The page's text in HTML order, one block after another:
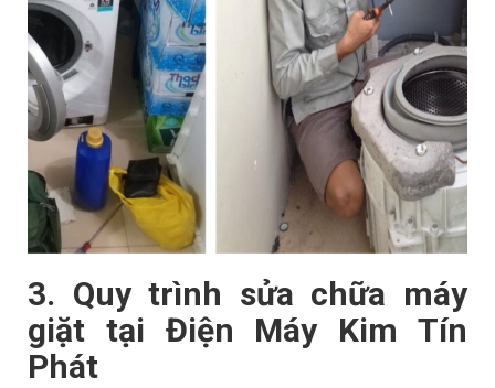
3. Quy trình sửa chữa máy
giặt tại Điện Máy Kim Tín
Phát